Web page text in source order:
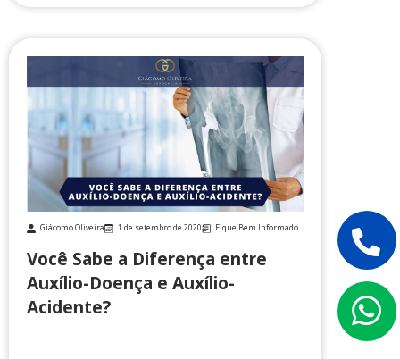
Giácomo Oliveira 1 de setembro de 2020 Fique Bem Informado
Você Sabe a Diferença entre
Auxílio-Doença e Auxílio-
Acidente?